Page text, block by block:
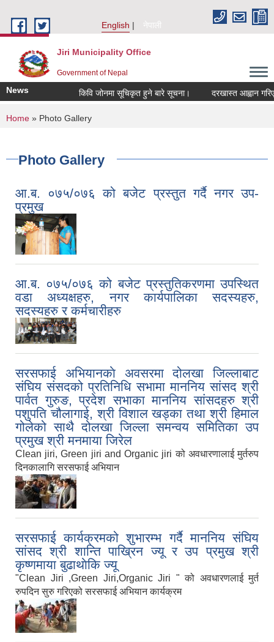
English
नेपाली
Jiri Municipality Office
Government of Nepal
News किवि जोनमा सूचिकृत हुने बारे सूचना। दरखास्त आह्वान गरिएको
You are here
Home » Photo Gallery
Photo Gallery
आ.ब. ०७५/०७६ को बजेट प्रस्तुत गर्दै नगर उप-
प्रमुख
आ.ब. ०७५/०७६ को बजेट प्रस्तुतिकरणमा उपस्थित
वडा अध्यक्षहरु, नगर कार्यपालिका सदस्यहरु,
सदस्यहरु र कर्मचारीहरु
सरसफाई अभियानकाे अवसरमा दोलखा जिल्लाबाट
संघिय संसदको प्रतिनिधि सभामा माननिय सांसद श्री
पार्वत गुरुङ, प्रदेश सभाका माननिय सांसदहरु श्री
पशुपति चौलागाई, श्री विशाल खड्का तथा श्री हिमाल
गोलेको साथै दोलखा जिल्ला समन्वय समितिका उप
प्रमुख श्री मनमाया जिरेल
Clean jiri, Green jiri and Organic jiri को अवधारणालाई मुर्तरुप
दिनकालागि सरसफाई अभियान
सरसफाई कार्यक्रमको शुभारम्भ गर्दै माननिय संघिय
सांसद श्री शान्ति पाख्रिन ज्यू र उप प्रमुख श्री
कृष्णमाया बुढाथाेकि ज्यू
"Clean Jiri ,Green Jiri,Organic Jiri " को अवधारणलाई मुर्त
रुपदिन सुरु गरिएको सरसफाई अभियान कार्यक्रम